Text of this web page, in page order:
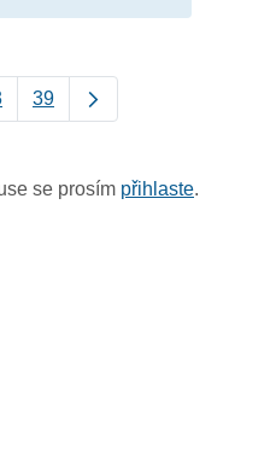
39
se prosím přihlaste.